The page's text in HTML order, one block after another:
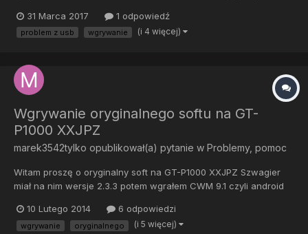
systemu. Nic. Próbowałem wgrać rom przez lg flash tool. Jednak
nie wykrywa telefonu i nadal nie wiem co robić, żeb...
31 Marca 2017 1 odpowiedź
problem z usb wgrywanie (i 4 więcej)
Wgrywanie oryginalnego softu na GT-
P1000 XXJPZ
marek3542tylko opublikował(a) pytanie w Problemy, pomoc
Witam proszę o oryginalny soft na GT-P1000 XXJPZ Szwagier
miał na nim wersje 2.3.3 potem wgrałem CWM 9.1 czyli android
oraz nie podpasywał szwagrowi wgrałem plikiem jednoplikowym
odin 1.83 ale podczas uruchomienia jest tylko log...
10 Lutego 2014 6 odpowiedzi
wgrywanie oryginalnego (i 5 więcej)